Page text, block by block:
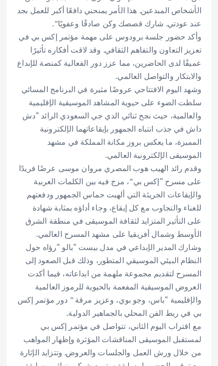
الأشخاص المبدعين. هذا الأمر يمنحني دافعًا أكبر للعمل بجد
عند عودتي. شارك قصصك وكن صادقًا وعفويًا”.
وأكد حضور جلسة برودوس على مهمة مؤتمر إكس بي في
تعزيز التعاون والتفاهم الثقافي. وقد لاقت أفكاره تأثيرًا
عميقًا لدى الحاضرين، مما عزز دور الفعالية كمنصة للإبداع
والابتكار والتواصل العالمي.
وشهد اليوم الافتتاحي عروضًا مثيرة في البرنامج المسائي
سلطت الضوء على حيوية المشاهد الموسيقية الإقليمية
والعالمية، حيث نجح ثنائي الدي جي السعودي الرائد “دش
داش في جذب انتباه الجمهور بإيقاعاتهما الإلكترونية
المميزة، ما يعكس بروز مكانة المملكة في مشهد
الموسيقى الإلكترونية العالمي.
وقدم رائد الهيب هوب المصري مروان موسى عرضًا فريدًا
على مسرح “إكس بي”، مزج فيه بين الكلمات العربية
والإيقاعات الجريئة التي ألهبت حماس الجمهور ودفعتهم
للغناء والتجاوب مع كل إيقاع، وجاء أداؤه بمثابة شهادة
على التأثير المتزايد لثقافة الموسيقى في منطقة الشرق
الأوسط وشمال أفريقيا على مشهد المسرح العالمي.
وشارك المدير الإبداعي في مدل بيست “بالو “رؤاه حول
النظام البيئي الموسيقي المتطور، وذلك قبل الصعود إلى
المسرح لتقديم مجموعة ملهمة من ابداعاته، فيما أكدت
العروض الموسيقية المفعمة بالحيوية للرموز العالمية
والإقليمية “باس، وجو بوي، وعزيز مرقة ” دور مؤتمر إكس
بي في ربط الفن المحلي بالجماهير الدولية.
مع اقتراب اليوم الثاني، تتواصل في مؤتمر إكس بي
لمستقبل الموسيقى المناقشات المؤثرة وإظهار المواهب
من خلال ورش العمل والجلسات والعروض. وتتزايد الإثارة